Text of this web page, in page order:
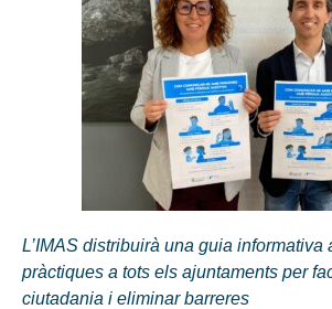
L’IMAS distribuirà una guia informativa
pràctiques a tots els ajuntaments per
ciutadania i eliminar barreres